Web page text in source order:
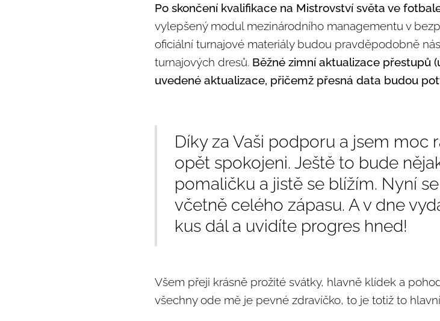
Po skončení kvalifikace na Mistrovství světa ve
vylepšený modul mezinárodního managementu v
oficiální turnajové materiály budou pravděpodobně
turnajových dresů. Běžné zimní aktualizace přestupů
uvedené aktualizace, přičemž přesná data budou
Díky za Vaši podporu a jsem moc
opět spokojeni. Ještě to bude
pomaličku a jistě se blížím. Nyní
včetně celého zápasu. A v dne
kus dál a uvidíte progres hned!
Všem přeji krásně prožité svátky, hlavně klídek a
všechny ode mě je pevné zdravíčko, to je totiž to